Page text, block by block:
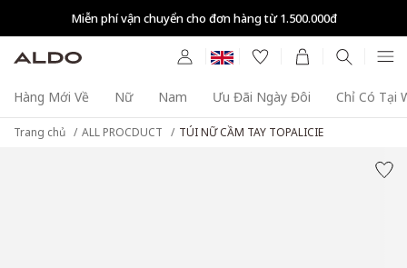
Miễn phí vận chuyển cho đơn hàng từ 1.500.000đ
Hàng Mới Về Nữ Nam Ưu Đãi Ngày Đôi Chỉ Có Tại
Trang chủ ALL PROCDUCT TÚI NỮ CẦM TAY TOPALICIE